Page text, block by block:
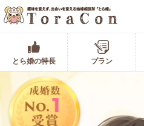
とら婚の特長 プラン